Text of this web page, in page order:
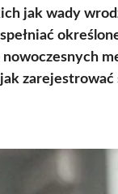
jak wady
zarejestrować